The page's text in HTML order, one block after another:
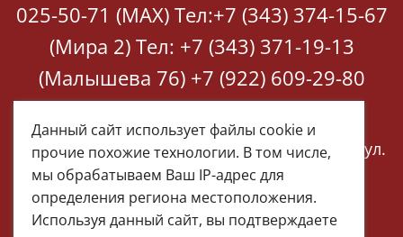
025-50-71 (MAX) Тел:+7 (343) 374-15-67
(Мира 2) Тел: +7 (343) 371-19-13
(Малышева 76) +7 (922) 609-29-80
(MAX)
Екатеринбург, ул. Мира 2
Екатеринбург, ул.
Малышева 76
Данный сайт использует файлы cookie и
прочие похожие технологии. В том числе,
мы обрабатываем Ваш IP-адрес для
определения региона местоположения.
Используя данный сайт, вы подтверждаете